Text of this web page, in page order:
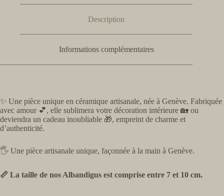
Description
Informations complémentaires
✨ Une pièce unique en céramique artisanale, née à Genève. Fabriquée
avec amour 💕, elle sublimera votre décoration intérieure 🏡 ou
deviendra un cadeau inoubliable 🎁, empreint de charme et
d’authenticité.
🖐️ Une pièce artisanale unique, façonnée à la main à Genève.
📏 La taille de nos Albandigus est comprise entre 7 et 10 cm.